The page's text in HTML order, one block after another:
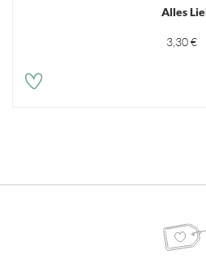
Alles
3,30 €